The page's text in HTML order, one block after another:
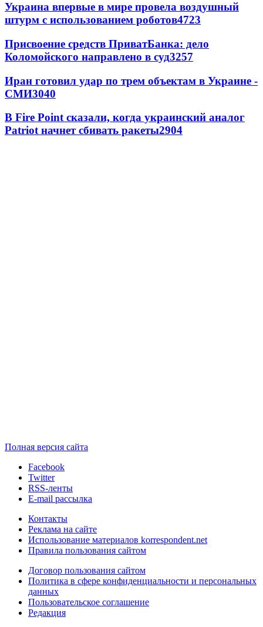
Украина впервые в мире провела воздушный
штурм с использованием роботов4723
Присвоение средств ПриватБанка: дело
Коломойского направлено в суд3257
Иран готовил удар по трем объектам в Украине -
СМИ3040
В Fire Point сказали, когда украинский аналог
Patriot начнет сбивать ракеты2904
Полная версия сайта
Facebook
Twitter
RSS-ленты
E-mail рассылка
Контакты
Реклама на сайте
Использование материалов korrespondent.net
Правила пользования сайтом
Договор пользования сайтом
Политика в сфере конфиденциальности и персональных
данных
Пользовательское соглашение
Редакция